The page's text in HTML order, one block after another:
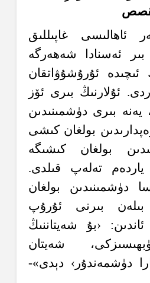
صص
ئاھالىسى غاپىللىق
بىر ئەسنادا شەھەرگە
ئۇرۇشۇۋاتقان
ئۇلارنىڭ بىرى ئۆز
يەنە بىرى دۈشمىنىدىن
بولغان كىشى
بولغان كىشىگە
تەلەپ قىلدى.
دۈشمىنىدىن بولغان
بىرنى ئۇرۇپ
‹بۇ شەيتاننىڭ
شەيتان
دۈشمەندۇر› دېدى»-